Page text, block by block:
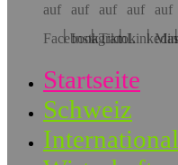
Startseite
Schweiz
International